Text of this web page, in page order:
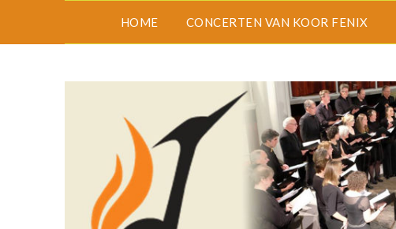
HOME CONCERTEN VAN KOOR FENIX